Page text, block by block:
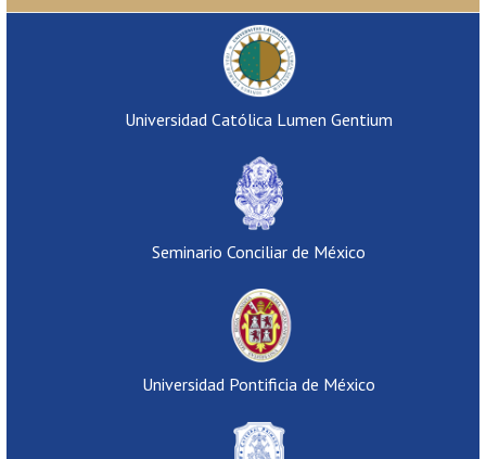
Universidad Católica Lumen Gentium
Seminario Conciliar de México
Universidad Pontificia de México